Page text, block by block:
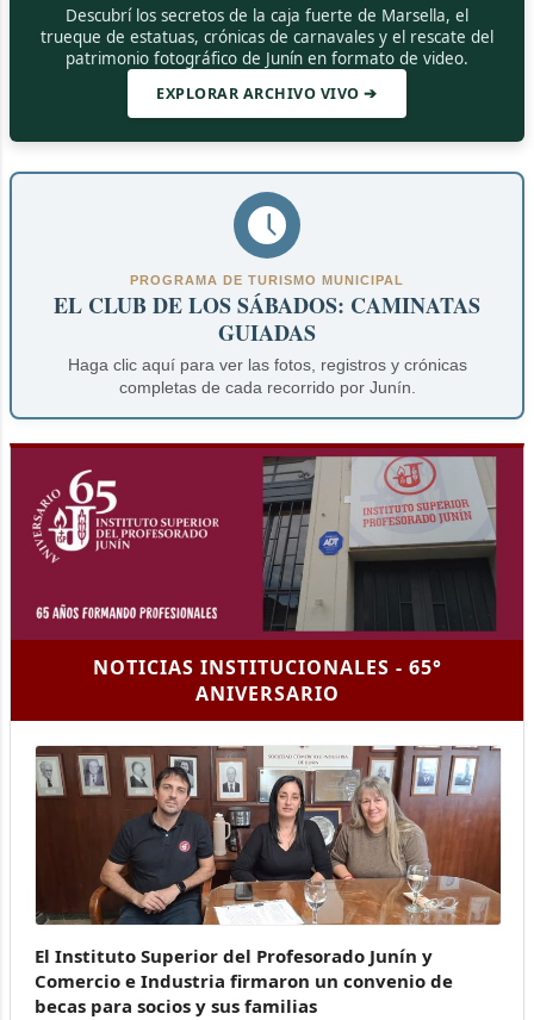
Descubrí los secretos de la caja fuerte de Marsella, el
trueque de estatuas, crónicas de carnavales y el rescate del
patrimonio fotográfico de Junín en formato de video.
EXPLORAR ARCHIVO VIVO ➔
PROGRAMA DE TURISMO MUNICIPAL
EL CLUB DE LOS SÁBADOS: CAMINATAS
GUIADAS
Haga clic aquí para ver las fotos, registros y crónicas
completas de cada recorrido por Junín.
NOTICIAS INSTITUCIONALES - 65°
ANIVERSARIO
El Instituto Superior del Profesorado Junín y
Comercio e Industria firmaron un convenio de
becas para socios y sus familias